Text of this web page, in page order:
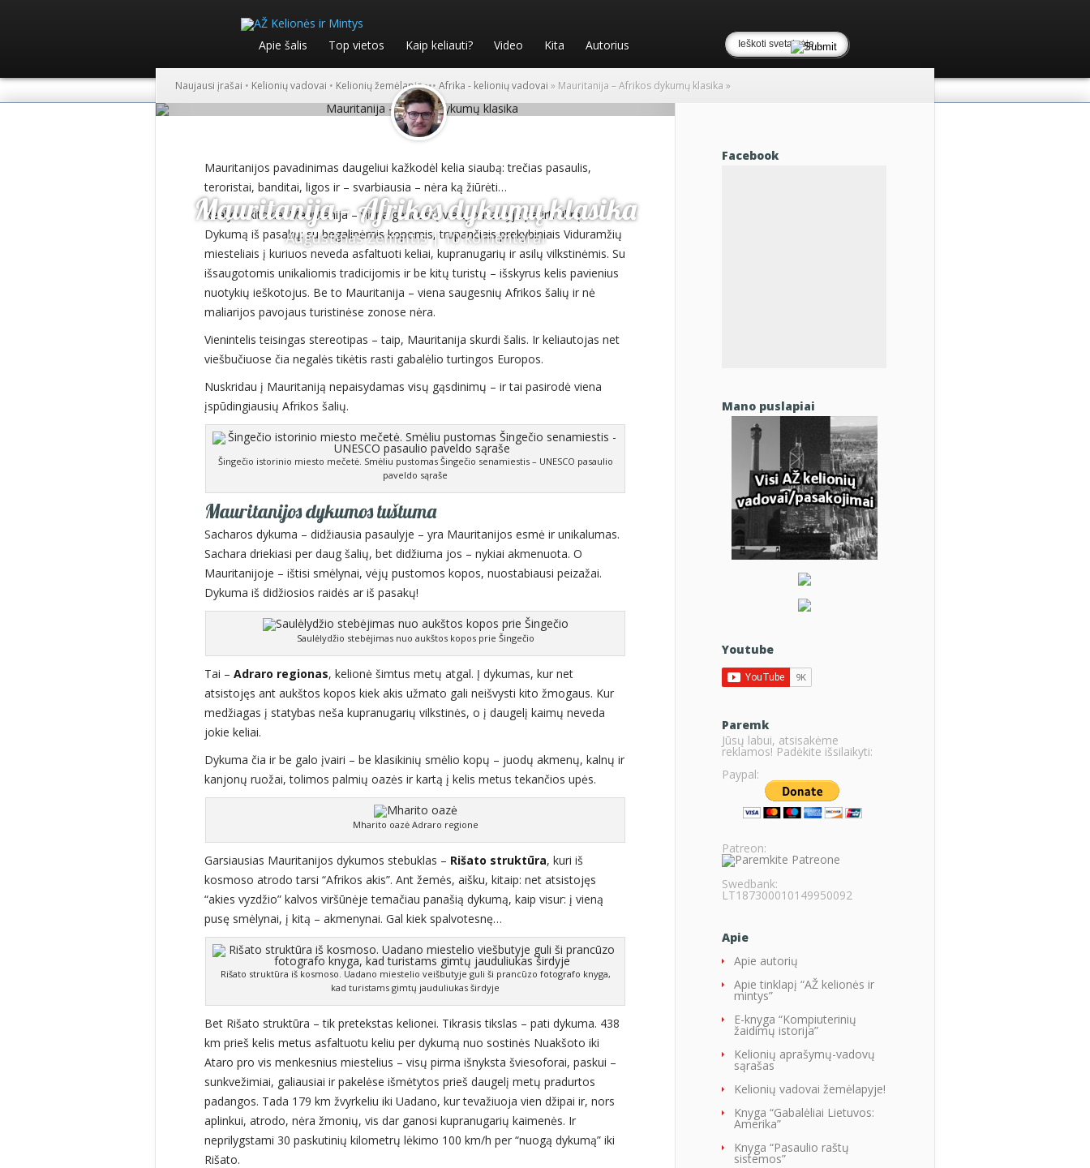
Apie šalis Top vietos Kaip keliauti? Video Kita Autorius
Naujausi įrašai • Kelionių vadovai • Kelionių žemėlapis••• Afrika - kelionių vadovai » Mauritanija – Afrikos dykumų klasika »
Mauritanija – Afrikos dykumų klasika
Augustinas Žemaitis|10 komentarai
Mauritanijos pavadinimas daugeliui kažkodėl kelia siaubą: trečias pasaulis,
teroristai, banditai, ligos ir – svarbiausia – nėra ką žiūrėti…
Realybė kitokia! Mauritanija – viena geriausių vietų pasaulyje patirti tikrą
Dykumą iš pasakų: su begalinėmis kopomis, trupančiais prekybiniais Viduramžių
miesteliais į kuriuos neveda asfaltuoti keliai, kupranugarių ir asilų vilkstinėmis. Su
išsaugotomis unikaliomis tradicijomis ir be kitų turistų – išskyrus kelis pavienius
nuotykių ieškotojus. Be to Mauritanija – viena saugesnių Afrikos šalių ir nė
maliarijos pavojaus turistinėse zonose nėra.
Vienintelis teisingas stereotipas – taip, Mauritanija skurdi šalis. Ir keliautojas net
viešbučiuose čia negalės tikėtis rasti gabalėlio turtingos Europos.
Nuskridau į Mauritaniją nepaisydamas visų gąsdinimų – ir tai pasirodė viena
įspūdingiausių Afrikos šalių.
Šingečio istorinio miesto mečetė. Smėliu pustomas Šingečio senamiestis – UNESCO pasaulio
paveldo sąraše
Mauritanijos dykumos tuštuma
Sacharos dykuma – didžiausia pasaulyje – yra Mauritanijos esmė ir unikalumas.
Sachara driekiasi per daug šalių, bet didžiuma jos – nykiai akmenuota. O
Mauritanijoje – ištisi smėlynai, vėjų pustomos kopos, nuostabiausi peizažai.
Dykuma iš didžiosios raidės ar iš pasakų!
Saulėlydžio stebėjimas nuo aukštos kopos prie Šingečio
Tai – Adraro regionas, kelionė šimtus metų atgal. Į dykumas, kur net
atsistojęs ant aukštos kopos kiek akis užmato gali neišvysti kito žmogaus. Kur
medžiagas į statybas neša kupranugarių vilkstinės, o į daugelį kaimų neveda
jokie keliai.
Dykuma čia ir be galo įvairi – be klasikinių smėlio kopų – juodų akmenų, kalnų ir
kanjonų ruožai, tolimos palmių oazės ir kartą į kelis metus tekančios upės.
Mharito oazė Adraro regione
Garsiausias Mauritanijos dykumos stebuklas – Rišato struktūra, kuri iš
kosmoso atrodo tarsi “Afrikos akis”. Ant žemės, aišku, kitaip: net atsistojęs
“akies vyzdžio” kalvos viršūnėje temačiau panašią dykumą, kaip visur: į vieną
pusę smėlynai, į kitą – akmenynai. Gal kiek spalvotesnę…
Rišato struktūra iš kosmoso. Uadano miestelio veišbutyje guli ši prancūzo fotografo knyga,
kad turistams gimtų jauduliukas širdyje
Bet Rišato struktūra – tik pretekstas kelionei. Tikrasis tikslas – pati dykuma. 438
km prieš kelis metus asfaltuotu keliu per dykumą nuo sostinės Nuakšoto iki
Ataro pro vis menkesnius miestelius – visų pirma išnyksta šviesoforai, paskui –
sunkvežimiai, galiausiai ir pakelėse išmėtytos prieš daugelį metų pradurtos
padangos. Tada 179 km žvyrkeliu iki Uadano, kur tevažiuoja vien džipai ir, nors
aplinkui, atrodo, nėra žmonių, vis dar ganosi kupranugarių kaimenės. Ir
neprilygstami 30 paskutinių kilometrų lėkimo 100 km/h per “nuogą dykumą” iki
Rišato.
Facebook
Mano puslapiai
Youtube
Paremk
Jūsų labui, atsisakėme
reklamos! Padėkite išsilaikyti:
Paypal:
Patreon:
Swedbank:
LT187300010149950092
Apie
Apie autorių
Apie tinklapį “AŽ kelionės ir
mintys”
E-knyga “Kompiuterinių
žaidimų istorija”
Kelionių aprašymų-vadovų
sąrašas
Kelionių vadovai žemėlapyje!
Knyga “Gabalėliai Lietuvos:
Amerika”
Knyga “Pasaulio raštų
sistemos”